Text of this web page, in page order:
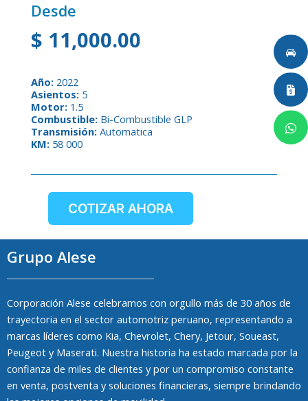
Desde
$ 11,000.00
Año: 2022
Asientos: 5
Motor: 1.5
Combustible: Bi-Combustible GLP
Transmisión: Automatica
KM: 58 000
COTIZAR AHORA
Grupo Alese
Corporación Alese celebramos con orgullo más de 30 años de
trayectoria en el sector automotriz peruano, representando a
marcas líderes como Kia, Chevrolet, Chery, Jetour, Soueast,
Peugeot y Maserati. Nuestra historia ha estado marcada por la
confianza de miles de clientes y por un compromiso constante
en venta, postventa y soluciones financieras, siempre brindando